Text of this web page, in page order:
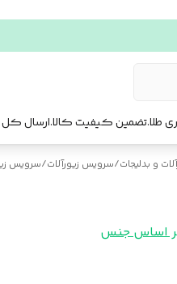
و بدلیجات/سرویس زیورآلات/سرویس
اساس جنس